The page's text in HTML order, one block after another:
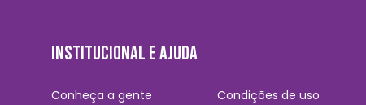
INSTITUCIONAL E AJUDA
Conheça a gente Condições de uso